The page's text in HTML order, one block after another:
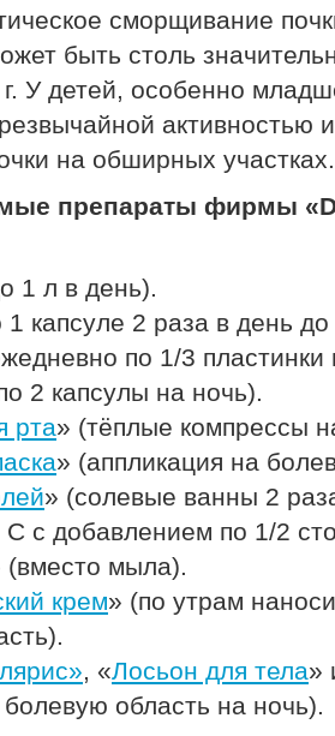
сморщивание
быть столь
У детей, особенно
активностью
на обширных участках.
препараты фирмы
1 л в день).
1 капсуле 2 раза в день
по 1/3
2 капсулы на ночь).
рта» (тёплые компрессы
» (аппликация на
» (солевые ванны 2
с добавлением по 1/2
(вместо мыла).
крем» (по утрам
, «Лосьон для тела»
область на ночь).